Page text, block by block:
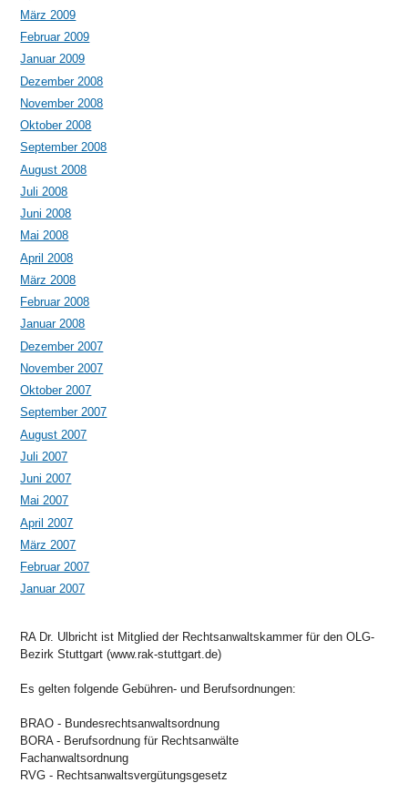
März 2009
Februar 2009
Januar 2009
Dezember 2008
November 2008
Oktober 2008
September 2008
August 2008
Juli 2008
Juni 2008
Mai 2008
April 2008
März 2008
Februar 2008
Januar 2008
Dezember 2007
November 2007
Oktober 2007
September 2007
August 2007
Juli 2007
Juni 2007
Mai 2007
April 2007
März 2007
Februar 2007
Januar 2007
RA Dr. Ulbricht ist Mitglied der Rechtsanwaltskammer für den OLG-
Bezirk Stuttgart (www.rak-stuttgart.de)
Es gelten folgende Gebühren- und Berufsordnungen:
BRAO - Bundesrechtsanwaltsordnung
BORA - Berufsordnung für Rechtsanwälte
Fachanwaltsordnung
RVG - Rechtsanwaltsvergütungsgesetz